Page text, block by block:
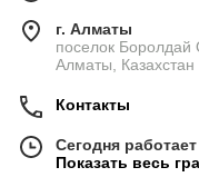
г. Алматы
поселок Боролдай
Алматы, Казахстан
Контакты
Сегодня
Показать весь